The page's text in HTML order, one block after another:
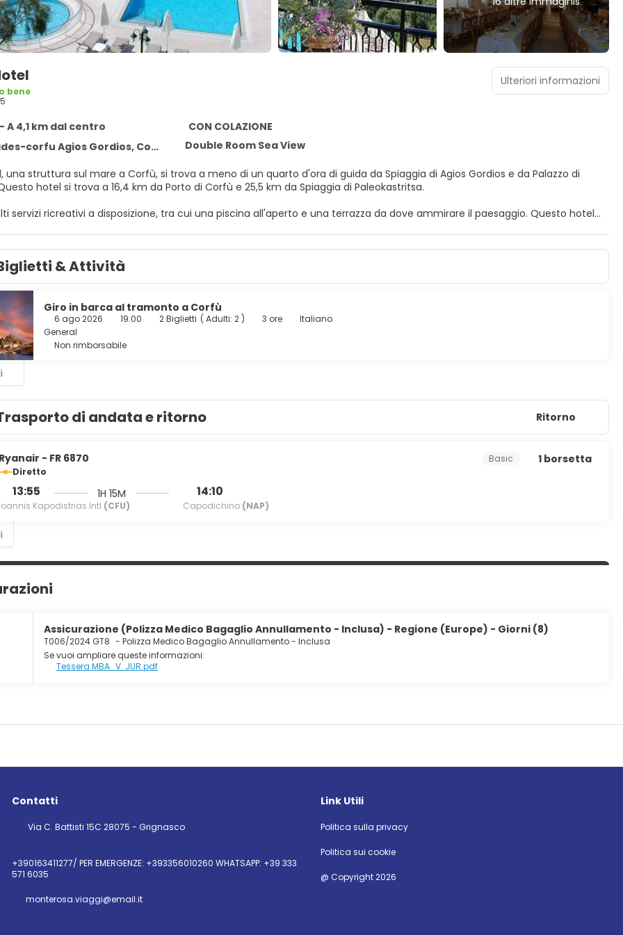
bene
A 4,1 km dal centro
CON COLAZIONE
corfu Agios Gordios, Corfu 49084
Double Room Sea View
una struttura sul mare a Corfù, si trova a meno di un quarto d'ora di guida da Spiaggia di Agios Gordios e da Palazzo di
Questo hotel si trova a 16,4 km da Porto di Corfù e 25,5 km da Spiaggia di Paleokastritsa.
servizi ricreativi a disposizione, tra cui una piscina all'aperto e una terrazza da dove ammirare il paesaggio. Questo hotel
24 camere della struttura, tutte provviste di aria condizionata e minibar: ti sentirai subito a casa. Il Wi-Fi gratuito ti
restare in contatto con il mondo, mentre la TV con canali via satellite è l'ideale per concedersi un po' di svago. I comfort
e casseforti.
di un ristorante, ma se preferisci restare nella tua stanza potrai richiedere il servizio in camera con orario limitato.
un drink a fine giornata, approfittando della disponibilità di un bar/lounge e un bar a bordo piscina.
di un business center aperto 24 ore su 24, una reception aperta 24 ore su 24 e una cassetta di sicurezza presso la
pianificando un evento a Corfù? Presso un hotel avrai a disposizione 37 metri quadrati di spazio con un'area per
Ulteriori informazioni
& Attività
Giro in barca al tramonto a Corfù
6 ago 2026 19:00 2 Biglietti ( Adulti: 2 ) 3 ore
Italiano
General
Non rimborsabile
di andata e ritorno Ritorno
Ryanair - FR 6870
Diretto
13:55
Ioannis Kapodistrias Intl (CFU)
1H 15M 14:10
Capodichino (NAP)
Basic 1 borsetta
Assicurazione (Polizza Medico Bagaglio Annullamento - Inclusa) - Regione (Europe) - Giorni (8)
T006/2024 GT8 - Polizza Medico Bagaglio Annullamento - Inclusa
Se vuoi ampliare queste informazioni:
Tessera MBA_V. JUR.pdf
Contatti
Via C. Battisti 15C 28075 - Grignasco
+390163411277/ PER EMERGENZE: +393356010260 WHATSAPP: +39 333
571 6035
monterosa.viaggi@email.it
Link Utili
Politica sulla privacy
Politica sui cookie
@ Copyright 2026